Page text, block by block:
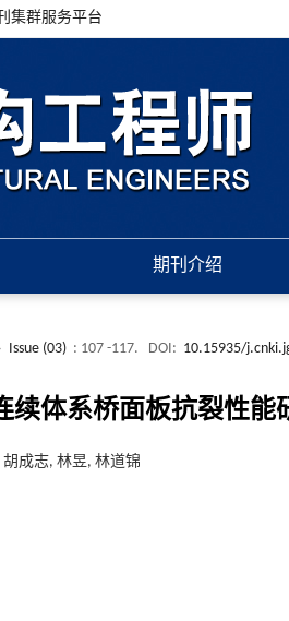
集群服务平台
期刊介绍
Issue (03) : 107 -117. DOI: 10.15935/
续体系桥面板抗裂性能
成志, 林昱, 林道锦